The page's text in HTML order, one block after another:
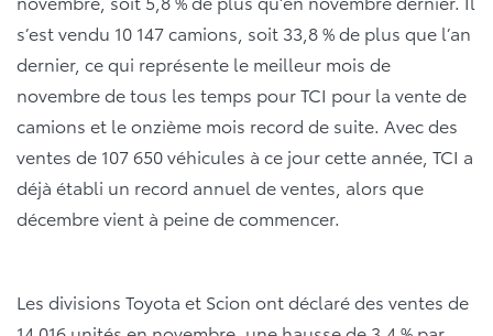
s’est vendu 10 147 camions, soit 33,8 % de plus que l’an
dernier, ce qui représente le meilleur mois de
novembre de tous les temps pour TCI pour la vente de
camions et le onzième mois record de suite. Avec des
ventes de 107 650 véhicules à ce jour cette année, TCI a
déjà établi un record annuel de ventes, alors que
décembre vient à peine de commencer.
Les divisions Toyota et Scion ont déclaré des ventes de